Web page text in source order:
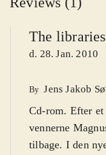
The
d. 28. Jan. 2010
By Jens Jakob
Cd-rom. Efter et
vennerne
tilbage. I den